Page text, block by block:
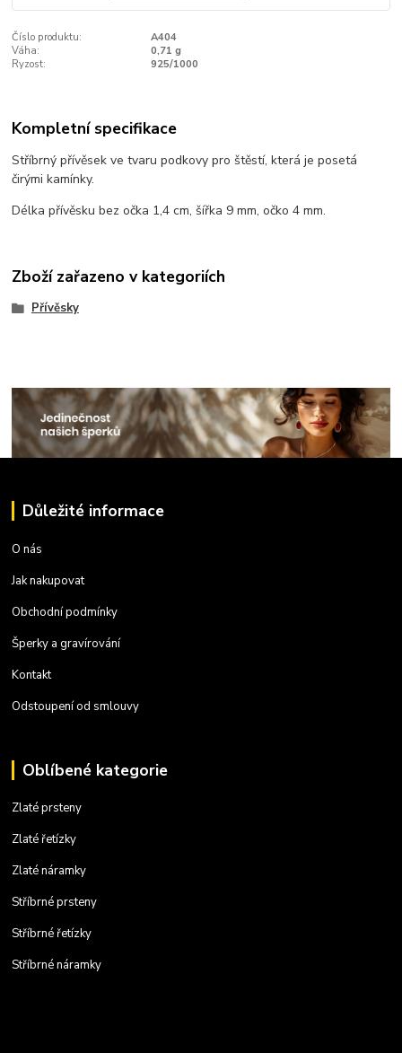
Číslo produktu:
A404
Váha:
0,71 g
Ryzost:
925/1000
Kompletní specifikace
Stříbrný přívěsek ve tvaru podkovy pro štěstí, která je posetá
čirými kamínky.
Délka přívěsku bez očka 1,4 cm, šířka 9 mm, očko 4 mm.
Zboží zařazeno v kategoriích
Přívěsky
Důležité informace
O nás
Jak nakupovat
Obchodní podmínky
Šperky a gravírování
Kontakt
Odstoupení od smlouvy
Oblíbené kategorie
Zlaté prsteny
Zlaté řetízky
Zlaté náramky
Stříbrné prsteny
Stříbrné řetízky
Stříbrné náramky